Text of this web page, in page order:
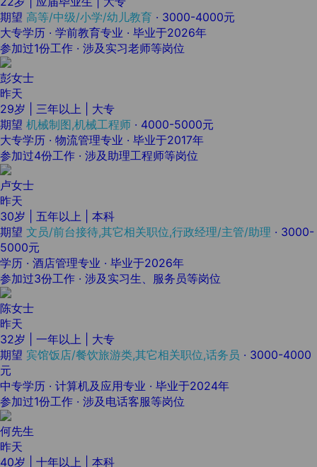
期望 高等/中级/小学/幼儿教育 · 3000-4000元
大专学历 · 学前教育专业 · 毕业于2026年
参加过1份工作 · 涉及实习老师等岗位
彭女士
昨天
29岁 | 三年以上 | 大专
期望 机械制图,机械工程师 · 4000-5000元
大专学历 · 物流管理专业 · 毕业于2017年
参加过4份工作 · 涉及助理工程师等岗位
卢女士
昨天
30岁 | 五年以上 | 本科
期望 文员/前台接待,其它相关职位,行政经理/主管/助理 · 3000-
5000元
学历 · 酒店管理专业 · 毕业于2026年
参加过3份工作 · 涉及实习生、服务员等岗位
陈女士
昨天
32岁 | 一年以上 | 大专
期望 宾馆饭店/餐饮旅游类,其它相关职位,话务员 · 3000-4000
元
中专学历 · 计算机及应用专业 · 毕业于2024年
参加过1份工作 · 涉及电话客服等岗位
何先生
昨天
40岁 | 十年以上 | 本科